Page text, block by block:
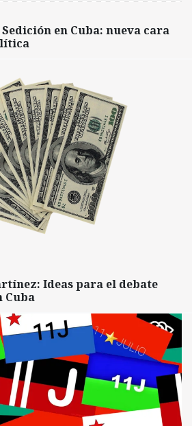
en Cuba: nueva cara
Ideas para el debate
Cuba